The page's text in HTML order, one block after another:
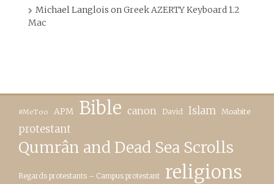
Michael Langlois onGreek AZERTY Keyboard 1.2
Mac
#MeToo APM Bible canon David Islam Moabite
protestant
Qumrân and Dead Sea Scrolls
Regards protestants – Campus protestant religions